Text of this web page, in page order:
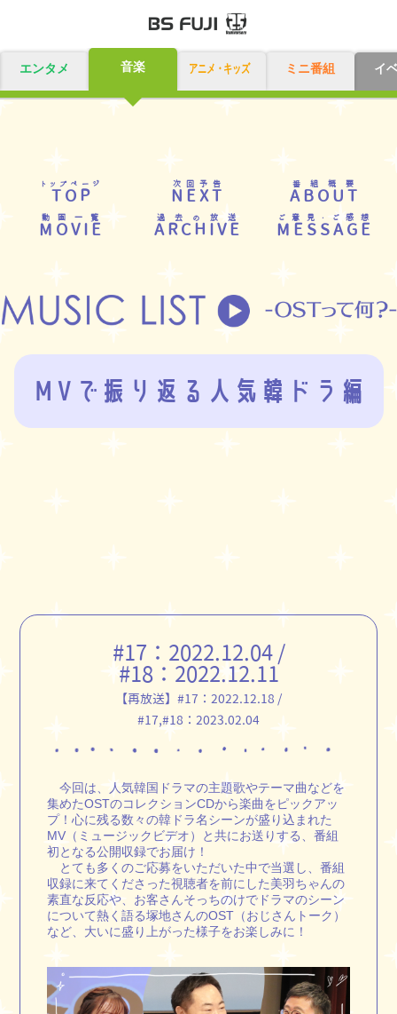
エンタメ 音楽 アニメ・キッズ ミニ番組 イ
TOP
トップページ
NEXT
次回予告
ABOUT
番組概要
MOVIE
動画一覧
ARCHIVE
過去の放送
MESSAGE
ご意見・ご感想
MVで振り返る人気韓ドラ編
#17： 2022.12.04/
#18： 2022.12.11
【再放送】#17： 2022.12.18 /
#17,#18： 2023.02.04
今回は、人気韓国ドラマの主題歌やテーマ曲などを
集めたOSTのコレクションCDから楽曲をピックアッ
プ！心に残る数々の韓ドラ名シーンが盛り込まれた
MV（ミュージックビデオ）と共にお送りする、番組
初となる公開収録でお届け！
とても多くのご応募をいただいた中で当選し、番組
収録に来てくださった視聴者を前にした美羽ちゃんの
素直な反応や、お客さんそっちのけでドラマのシーン
について熱く語る塚地さんのOST（おじさんトーク）
など、大いに盛り上がった様子をお楽しみに！